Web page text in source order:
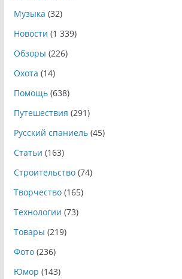
Музыка (32)
Новости (1 339)
Обзоры (226)
Охота (14)
Помощь(638)
Путешествия (291)
Русский спаниель(45)
Статьи (163)
Строительство(74)
Творчество(165)
Технологии (73)
Товары (219)
Фото(236)
Юмор (143)